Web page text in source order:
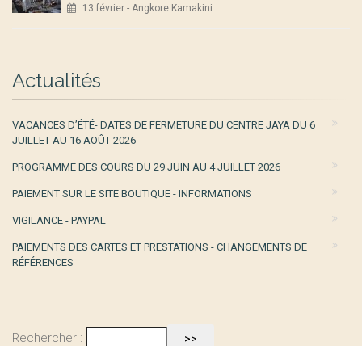
13 février - Angkore Kamakini
Actualités
VACANCES D’ÉTÉ- DATES DE FERMETURE DU CENTRE JAYA DU 6
JUILLET AU 16 AOÛT 2026
PROGRAMME DES COURS DU 29 JUIN AU 4 JUILLET 2026
PAIEMENT SUR LE SITE BOUTIQUE - INFORMATIONS
VIGILANCE - PAYPAL
PAIEMENTS DES CARTES ET PRESTATIONS - CHANGEMENTS DE
RÉFÉRENCES
Rechercher :